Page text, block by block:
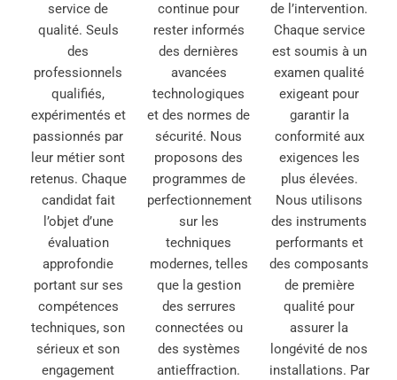
service de
qualité. Seuls
des
professionnels
qualifiés,
expérimentés et
passionnés par
leur métier sont
retenus. Chaque
candidat fait
l’objet d’une
évaluation
approfondie
portant sur ses
compétences
techniques, son
sérieux et son
engagement
continue pour
rester informés
des dernières
avancées
technologiques
et des normes de
sécurité. Nous
proposons des
programmes de
perfectionnement
sur les
techniques
modernes, telles
que la gestion
des serrures
connectées ou
des systèmes
antieffraction.
de l’intervention.
Chaque service
est soumis à un
examen qualité
exigeant pour
garantir la
conformité aux
exigences les
plus élevées.
Nous utilisons
des instruments
performants et
des composants
de première
qualité pour
assurer la
longévité de nos
installations. Par